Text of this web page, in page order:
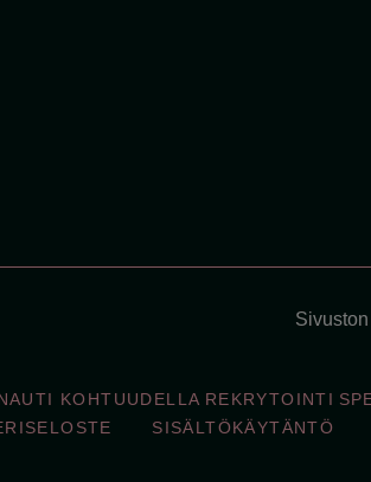
KOHTUUDELLA REKRYTOINTI
SISÄLTÖKÄYTÄNTÖ